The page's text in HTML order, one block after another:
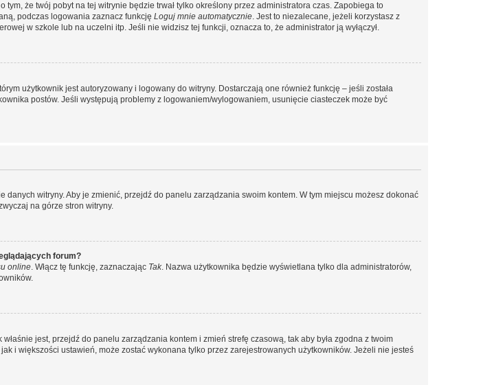
tym, że twój pobyt na tej witrynie będzie trwał tylko określony przez administratora czas. Zapobiega to
podczas logowania zaznacz funkcję Loguj mnie automatycznie. Jest to niezalecane, jeżeli korzystasz z
w szkole lub na uczelni itp. Jeśli nie widzisz tej funkcji, oznacza to, że administrator ją wyłączył.
użytkownik jest autoryzowany i logowany do witryny. Dostarczają one również funkcję – jeśli została
postów. Jeśli występują problemy z logowaniem/wylogowaniem, usunięcie ciasteczek może być
witryny. Aby je zmienić, przejdź do panelu zarządzania swoim kontem. W tym miejscu możesz dokonać
na górze stron witryny.
forum?
online. Włącz tę funkcję, zaznaczając Tak. Nazwa użytkownika będzie wyświetlana tylko dla administratorów,
jest, przejdź do panelu zarządzania kontem i zmień strefę czasową, tak aby była zgodna z twoim
i większości ustawień, może zostać wykonana tylko przez zarejestrowanych użytkowników. Jeżeli nie jesteś